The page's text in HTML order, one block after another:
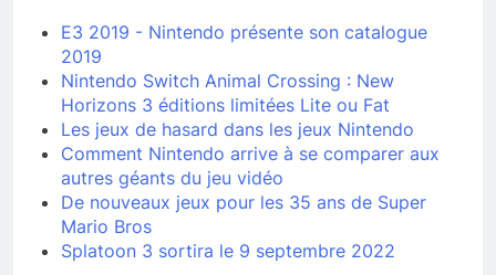
E3 2019 - Nintendo présente son catalogue
2019
Nintendo Switch Animal Crossing : New
Horizons 3 éditions limitées Lite ou Fat
Les jeux de hasard dans les jeux Nintendo
Comment Nintendo arrive à se comparer aux
autres géants du jeu vidéo
De nouveaux jeux pour les 35 ans de Super
Mario Bros
Splatoon 3 sortira le 9 septembre 2022